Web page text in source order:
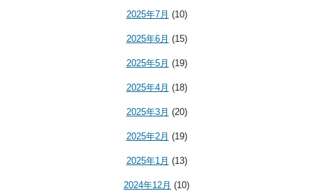
2025年7月 (10)
2025年6月 (15)
2025年5月 (19)
2025年4月 (18)
2025年3月 (20)
2025年2月 (19)
2025年1月 (13)
2024年12月 (10)